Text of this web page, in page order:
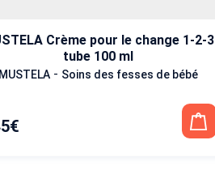
Crème pour le change 1-2-3
tube 100 ml
MUSTELA - Soins des fesses de bébé
€